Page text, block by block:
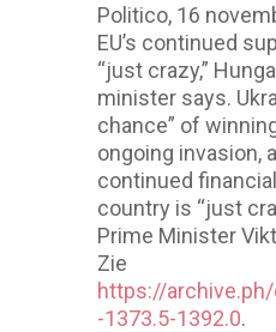
Politico, 16
EU’s continued
“just crazy,”
minister says.
chance” of
ongoing invasion,
continued
country is “just
Prime Minister
Zie
https://
-1373.5-1392.0.